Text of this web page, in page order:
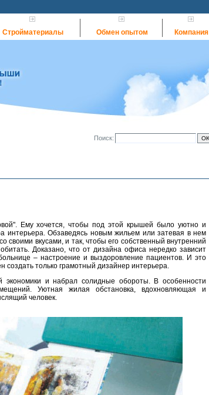
Стройматериалы Обмен опытом Компания
Поиск:
Ему хочется, чтобы под этой крышей было уютно и
интерьера. Обзаведясь новым жильем или затевая в нем
своими вкусами, и так, чтобы его собственный внутренний
Доказано, что от дизайна офиса нередко зависит
– настроение и выздоровление пациентов. И это
только грамотный дизайнер интерьера.
экономики и набрал солидные обороты. В особенности
Уютная жилая обстановка, вдохновляющая и
человек.